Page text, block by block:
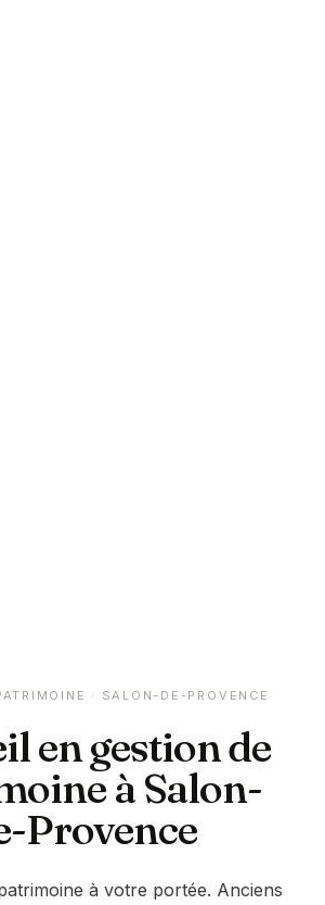
· SALON-DE-PROVENCE
en gestion de
àSalon-
Provence
à votre portée. Anciens